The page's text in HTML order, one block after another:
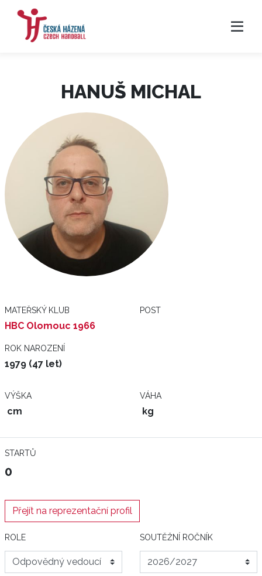
HANUŠ MICHAL
MATEŘSKÝ KLUB
HBC Olomouc 1966
POST
ROK NAROZENÍ
1979 (47 let)
VÝŠKA
cm
VÁHA
kg
STARTŮ
0
Přejít na reprezentační profil
ROLE SOUTĚŽNÍ ROČNÍK